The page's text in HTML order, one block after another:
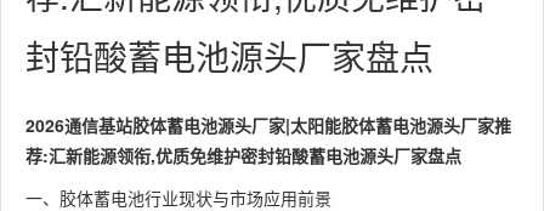
封铅酸蓄电池源头厂家盘点
2026通信基站胶体蓄电池源头厂家|太阳能胶体蓄电池源头厂家推
荐:汇新能源领衔,优质免维护密封铅酸蓄电池源头厂家盘点
一、胶体蓄电池行业现状与市场应用前景